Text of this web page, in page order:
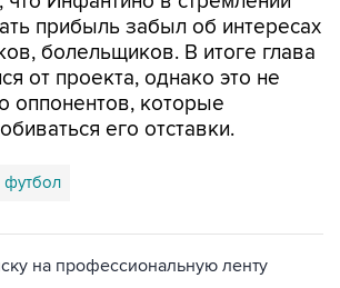
прибыль забыл об интересах
болельщиков. В итоге глава
от проекта, однако это не
оппонентов, которые
его отставки.
футбол
на профессиональную ленту